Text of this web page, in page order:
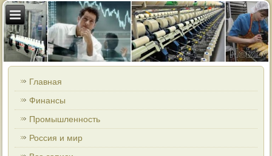
Главная
Финансы
Промышленность
Россия и мир